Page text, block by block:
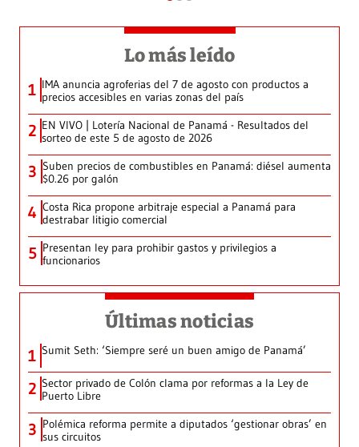
Lo más leído
1 IMA anuncia agroferias del 7 de agosto con productos a
precios accesibles en varias zonas del país
2 EN VIVO | Lotería Nacional de Panamá - Resultados del
sorteo de este 5 de agosto de 2026
3 Suben precios de combustibles en Panamá: diésel aumenta
$0.26 por galón
4 Costa Rica propone arbitraje especial a Panamá para
destrabar litigio comercial
5 Presentan ley para prohibir gastos y privilegios a
funcionarios
Últimas noticias
1 Sumit Seth: ‘Siempre seré un buen amigo de Panamá’
2 Sector privado de Colón clama por reformas a la Ley de
Puerto Libre
3 Polémica reforma permite a diputados ‘gestionar obras’ en
sus circuitos